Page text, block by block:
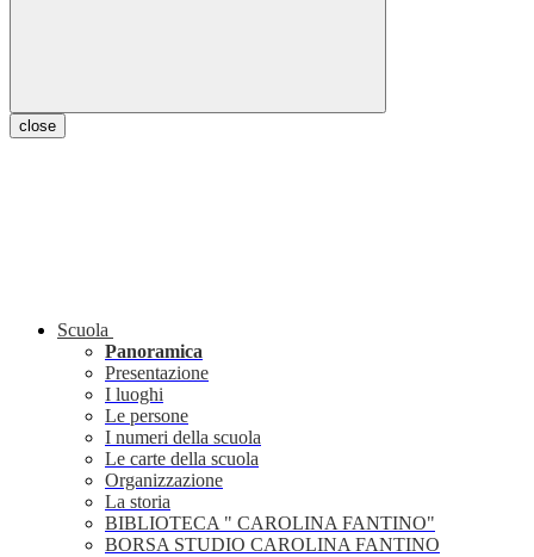
close
Scuola
Panoramica
Presentazione
I luoghi
Le persone
I numeri della scuola
Le carte della scuola
Organizzazione
La storia
BIBLIOTECA " CAROLINA FANTINO"
BORSA STUDIO CAROLINA FANTINO